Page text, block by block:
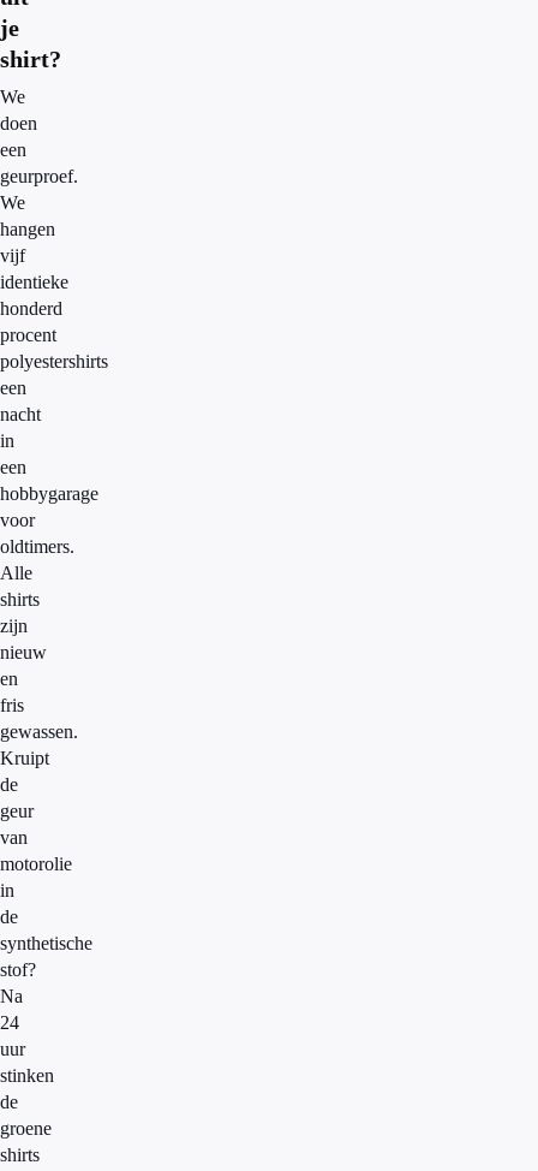
je
shirt?
We
doen
een
geurproef.
We
hangen
vijf
identieke
honderd
procent
polyestershirts
een
nacht
in
een
hobbygarage
voor
oldtimers.
Alle
shirts
zijn
nieuw
en
fris
gewassen.
Kruipt
de
geur
van
motorolie
in
de
synthetische
stof?
Na
24
uur
stinken
de
groene
shirts